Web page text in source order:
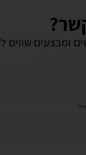
ומבצעים שווים